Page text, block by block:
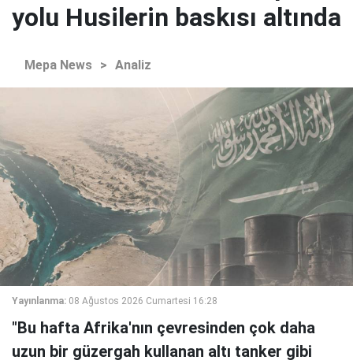
yolu Husilerin baskısı altında
Mepa News > Analiz
Yayınlanma: 08 Ağustos 2026 Cumartesi 16:28
"Bu hafta Afrika'nın çevresinden çok daha
uzun bir güzergah kullanan altı tanker gibi